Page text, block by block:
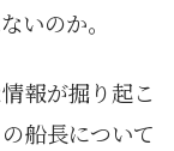
いのか。
報が掘り起こ
船長について